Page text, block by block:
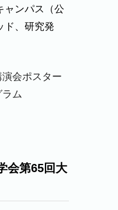
ャンパス（公
ド、研究発
会ポスター
ム
会第65回大